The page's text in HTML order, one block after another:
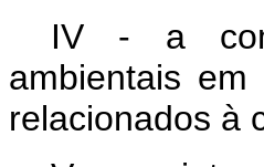
IV - a
ambientais
relacionados à